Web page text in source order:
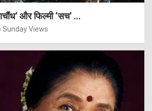
और फिल्मी ‘सच’ …
Sunday Views